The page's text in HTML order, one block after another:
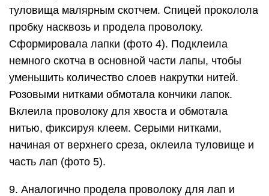
туловища малярным скотчем. Спицей проколола
пробку насквозь и продела проволоку.
Сформировала лапки (фото 4). Подклеила
немного скотча в основной части лапы, чтобы
уменьшить количество слоев накрутки нитей.
Розовыми нитками обмотала кончики лапок.
Вклеила проволоку для хвоста и обмотала
нитью, фиксируя клеем. Серыми нитками,
начиная от верхнего среза, оклеила туловище и
часть лап (фото 5).
9. Аналогично продела проволоку для лап и